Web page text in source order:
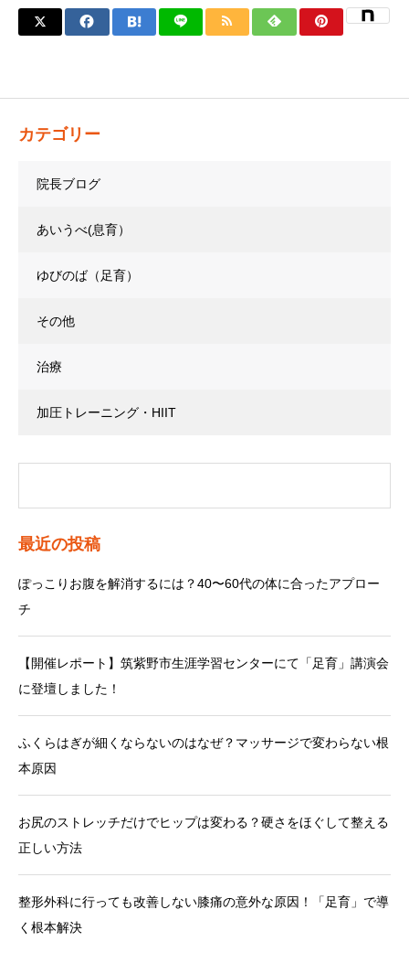
カテゴリー
院長ブログ
あいうべ(息育）
ゆびのば（足育）
その他
治療
加圧トレーニング・HIIT
最近の投稿
ぽっこりお腹を解消するには？40〜60代の体に合ったアプロー
チ
【開催レポート】筑紫野市生涯学習センターにて「足育」講演会
に登壇しました！
ふくらはぎが細くならないのはなぜ？マッサージで変わらない根
本原因
お尻のストレッチだけでヒップは変わる？硬さをほぐして整える
正しい方法
整形外科に行っても改善しない膝痛の意外な原因！「足育」で導
く根本解決